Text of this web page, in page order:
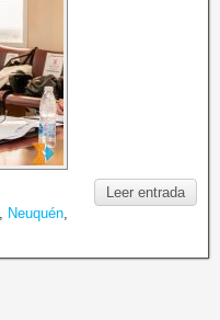
Leer entrada
Neuquén